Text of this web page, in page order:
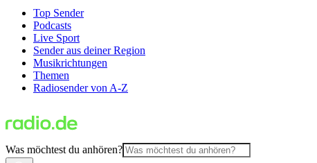
Top Sender
Podcasts
Live Sport
Sender aus deiner Region
Musikrichtungen
Themen
Radiosender von A-Z
Was möchtest du anhören?